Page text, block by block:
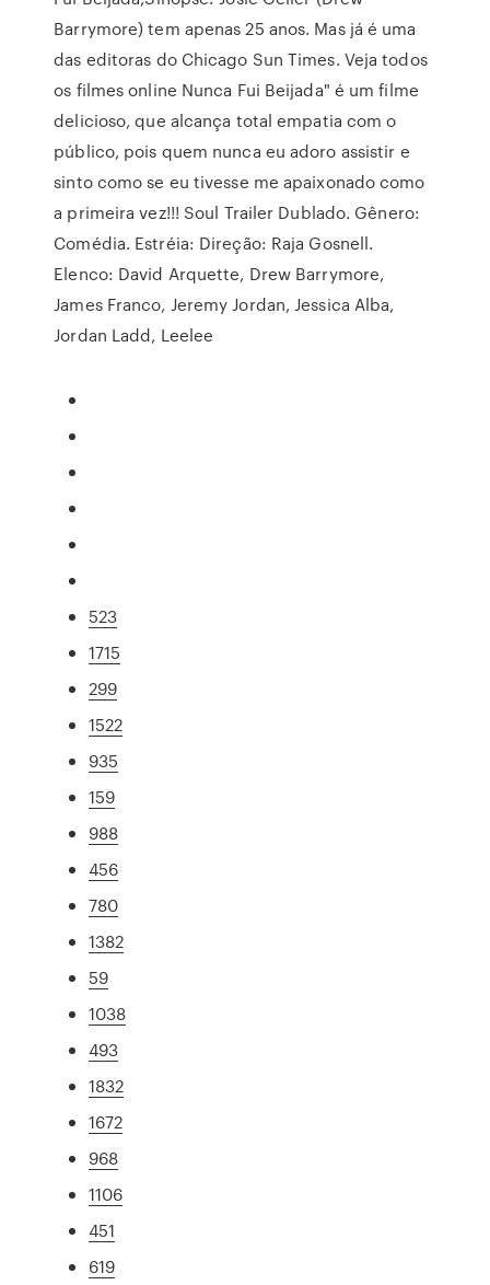
Barrymore) tem apenas 25 anos. Mas já é uma
das editoras do Chicago Sun Times. Veja todos
os filmes online Nunca Fui Beijada" é um filme
delicioso, que alcança total empatia com o
público, pois quem nunca eu adoro assistir e
sinto como se eu tivesse me apaixonado como
a primeira vez!!! Soul Trailer Dublado. Gênero:
Comédia. Estréia: Direção: Raja Gosnell.
Elenco: David Arquette, Drew Barrymore,
James Franco, Jeremy Jordan, Jessica Alba,
Jordan Ladd, Leelee
523
1715
299
1522
935
159
988
456
780
1382
59
1038
493
1832
1672
968
1106
451
619